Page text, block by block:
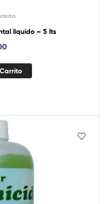
líquido – 5 lts